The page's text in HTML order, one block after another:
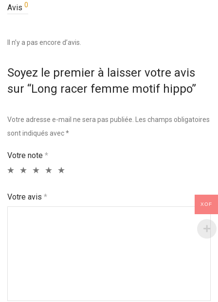
Avis 0
Il n’y a pas encore d’avis.
Soyez le premier à laisser votre avis
sur “Long racer femme motif hippo”
Votre adresse e-mail ne sera pas publiée.
Les champs obligatoires
sont indiqués avec*
Votre note *
Votre avis *
XOF